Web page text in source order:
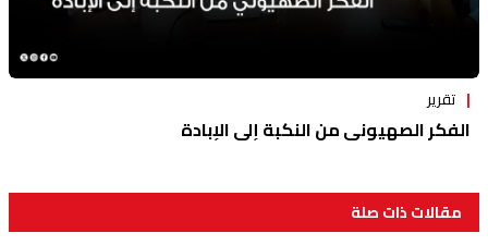
تقرير
الفكر الصهيوني من النكبة إلى الإبادة
مقالات ذات صلة